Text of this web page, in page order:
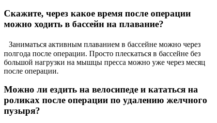
Скажите, через какое время после операции
можно ходить в бассейн на плавание?
Заниматься активным плаванием в бассейне можно через
полгода после операции. Просто плескаться в бассейне без
большой нагрузки на мышцы пресса можно уже через месяц
после операции.
Можно ли ездить на велосипеде и кататься на
роликах после операции по удалению желчного
пузыря?